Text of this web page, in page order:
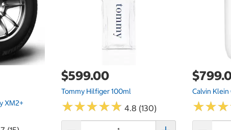
XM2+
$599.00
Tommy Hilfiger 100ml
★★★★★
★★★★★ 4.8 (130)
Calvin
★★★
★★★